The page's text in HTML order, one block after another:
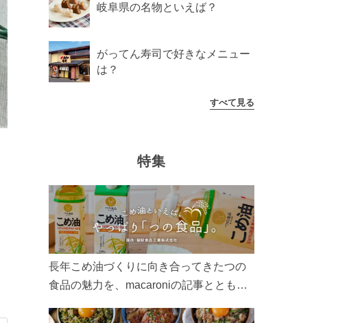
岐阜県の名物といえば？
がってん寿司で好きなメニュー
は？
すべて見る
特集
長年こめ油づくりに向き合ってきたつの
食品の魅力を、macaroniの記事とともに